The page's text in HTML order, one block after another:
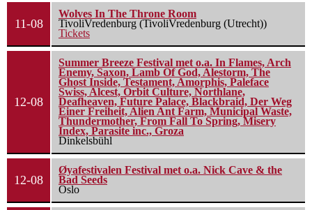
11-08
Wolves In The Throne Room
TivoliVredenburg (TivoliVredenburg (Utrecht))
Tickets
12-08
Summer Breeze Festival met o.a. In Flames, Arch
Enemy, Saxon, Lamb Of God, Alestorm, The
Ghost Inside, Testament, Amorphis, Paleface
Swiss, Alcest, Orbit Culture, Northlane,
Deafheaven, Future Palace, Blackbraid, Der Weg
Einer Freiheit, Alien Ant Farm, Municipal Waste,
Thundermother, From Fall To Spring, Misery
Index, Parasite inc., Groza
Dinkelsbühl
12-08
Øyafestivalen Festival met o.a. Nick Cave & the
Bad Seeds
Oslo